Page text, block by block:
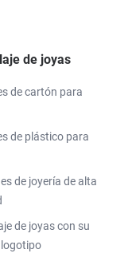
de joyas
de cartón para
de plástico para
de joyería de alta
de joyas con su